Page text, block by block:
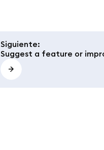
Siguiente:
Suggest a feature or